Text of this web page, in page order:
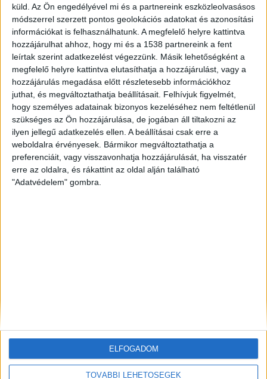
küld. Az Ön engedélyével mi és a partnereink eszközleolvasásos
módszerrel szerzett pontos geolokációs adatokat és azonosítási
információkat is felhasználhatunk. A megfelelő helyre kattintva
hozzájárulhat ahhoz, hogy mi és a 1538 partnereink a fent
leírtak szerint adatkezelést végezzünk. Másik lehetőségként a
megfelelő helyre kattintva elutasíthatja a hozzájárulást, vagy a
hozzájárulás megadása előtt részletesebb információkhoz
juthat, és megváltoztathatja beállításait. Felhívjuk figyelmét,
hogy személyes adatainak bizonyos kezeléséhez nem feltétlenül
szükséges az Ön hozzájárulása, de jogában áll tiltakozni az
ilyen jellegű adatkezelés ellen. A beállításai csak erre a
weboldalra érvényesek. Bármikor megváltoztathatja a
preferenciáit, vagy visszavonhatja hozzájárulását, ha visszatér
erre az oldalra, és rákattint az oldal alján található
"Adatvédelem" gombra.
TOVÁBBI LEHETŐSÉGEK
ELFOGADOM
FRISS HÍREK
ZÖLDINFÓ 6 óra telt el a létrehozás óta
Történelmi mélypontra apadt a Duna,
beavatkozással mentik az atomerőművet
ZÖLDINFÓ 1 nap telt el a létrehozás óta
A hőség miatt veszélyesen megemelkedett a
talajközeli ózon szintje
ZÖLDINFÓ 1 nap telt el a létrehozás óta
Rekordhőség és történelmi aszály sújtja
Horvátországot, a folyók apadnak
ZÖLDINFÓ 1 nap telt el a létrehozás óta